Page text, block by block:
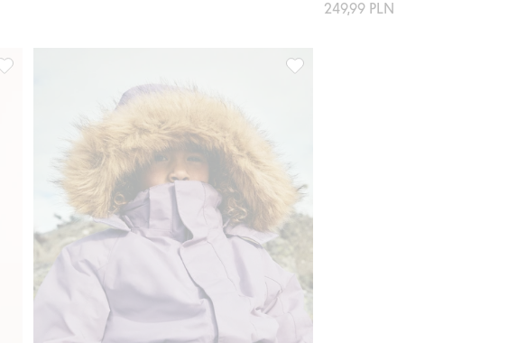
249,99 PLN
Zimowy kombinezon Kaxs Proxtec, Dodaj do listy ulubione